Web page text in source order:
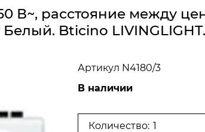
В~, расстояние между
Bticino
Артикул N4180/3
В наличии
Количество: